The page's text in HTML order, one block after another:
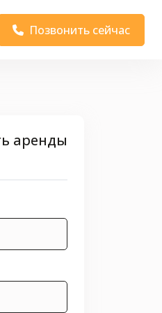
Позвонить сейчас
аренды